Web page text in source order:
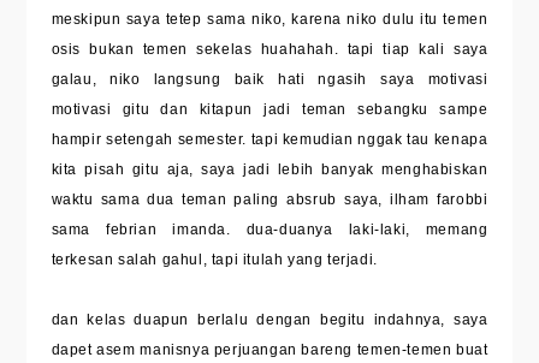
meskipun saya tetep sama niko, karena niko dulu itu temen
osis bukan temen sekelas huahahah. tapi tiap kali saya
galau, niko langsung baik hati ngasih saya motivasi
motivasi gitu dan kitapun jadi teman sebangku sampe
hampir setengah semester. tapi kemudian nggak tau kenapa
kita pisah gitu aja, saya jadi lebih banyak menghabiskan
waktu sama dua teman paling absrub saya, ilham farobbi
sama febrian imanda. dua-duanya laki-laki, memang
terkesan salah gahul, tapi itulah yang terjadi.
dan kelas duapun berlalu dengan begitu indahnya, saya
dapet asem manisnya perjuangan bareng temen-temen buat